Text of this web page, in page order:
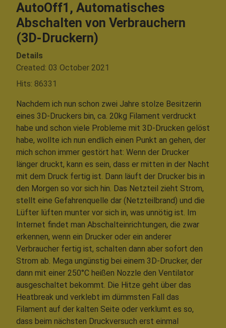
AutoOff1, Automatisches
Abschalten von Verbrauchern
(3D-Druckern)
Details
Created: 03 October 2021
Hits: 86331
Nachdem ich nun schon zwei Jahre stolze Besitzerin
eines 3D-Druckers bin, ca. 20kg Filament verdruckt
habe und schon viele Probleme mit 3D-Drucken gelöst
habe, wollte ich nun endlich einen Punkt an gehen, der
mich schon immer gestört hat: Wenn der Drucker
länger druckt, kann es sein, dass er mitten in der Nacht
mit dem Druck fertig ist. Dann läuft der Drucker bis in
den Morgen so vor sich hin. Das Netzteil zieht Strom,
stellt eine Gefahrenquelle dar (Netzteilbrand) und die
Lüfter lüften munter vor sich in, was unnötig ist. Im
Internet findet man Abschalteinrichtungen, die zwar
erkennen, wenn ein Drucker oder ein anderer
Verbraucher fertig ist, schalten dann aber sofort den
Strom ab. Mega ungünstig bei einem 3D-Drucker, der
dann mit einer 250°C heißen Nozzle den Ventilator
ausgeschaltet bekommt. Die Hitze geht über das
Heatbreak und verklebt im dümmsten Fall das
Filament auf der kalten Seite oder verklumt es so,
dass beim nächsten Druckversuch erst einmal